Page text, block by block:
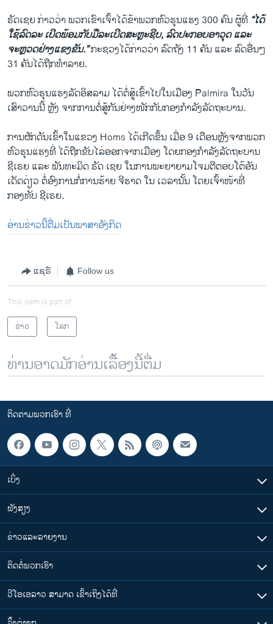
ຣັດເຊຍ ກ່າວວ່າ ພວກເຂົາເຈົ້າໄດ້ຂ້າພວກຫົວຮຸນແຮງ 300 ຄົນ ຜູ້ທີ່ “ໄດ້
ໃຊ້ລົດລະ ເບີດພ້ອມກັບມືລະເບີດສະຫຼະຊີບ, ລົດປະກອບອາວຸດ ແລະ
ຈະຫຼວດຢ່າງແຂງຂັນ.”ກະຊວງໄດ້ກ່າວວ່າ ລົດຖັງ 11 ຄັນ ແລະ ລົດອື່ນໆ
31 ຄັນໄດ້ຖືກທຳລາຍ.
ພວກຫົວຮຸນແຮງລັດອິສລາມ ໄດ້ຕໍ່ສູ້ເຂົ້າໄປໃນເມືອງ Palmira ໃນວັນ
ເສົາວານນີ້ ຫຼັງ ຈາກການຕໍ່ສູ້ກັນຢ່າງໜັກກັບກອງກຳລັງລັດຖະບານ.
ການຜັກດັນເຂົ້າໃນແຂວງ Homs ໄດ້ເກີດຂຶ້ນ ເມື່ອ 9 ເດືອນຫຼັງຈາກພວກ
ຫົວຮຸນແຮງທີ່ ໄດ້ຖືກຂັບໄລ່ອອກຈາກເມືອງ ໂດຍກອງກຳລັງລັດຖະບານ
ຊີເຣຍ ແລະ ພັນທະມິດ ຣັດ ເຊຍ ໃນການພະຍາຍາມໂຈມຕີຕອບໂຕ້ອັນ
ເດັດດ່ຽວ ຕໍ່ອົງການກໍ່ການຮ້າຍ ຈີຮາດ ໃນ ເວລານັ້ນ ໂດຍເຈົ້າໜ້າທີ່
ກອງທັບ ຊີເຣຍ.
ອ່ານຂ່າວນີ້ຕື່ມເປັນພາສາອັງກິດ
ແຊຣ໌ Follow us
This item is part of
ຂ່າວ
ໂລກ
ທ່ານອາດມັກອ່ານເລື້ອງນີ້ຕື່ມ
ຕິດຕາມພວກເຮົາ ທີ່
ເບິ່ງ
ຟັງສຽງ
ຂ່າວແລະລາຍງານ
ຕິດຕໍ່ພວກເຮົາ
ວີໂອເອລາວ ສາມາດ ເຂົ້າເຖິງໄດ້ທີ່